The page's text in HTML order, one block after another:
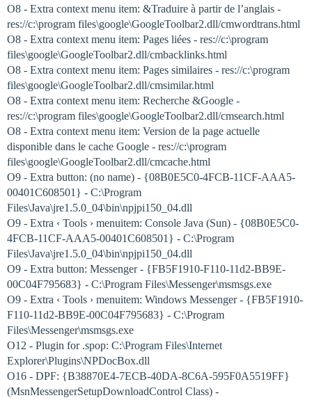
O8 - Extra context menu item: &Traduire à partir de l’anglais -
res://c:\program files\google\GoogleToolbar2.dll/cmwordtrans.html
O8 - Extra context menu item: Pages liées - res://c:\program
files\google\GoogleToolbar2.dll/cmbacklinks.html
O8 - Extra context menu item: Pages similaires - res://c:\program
files\google\GoogleToolbar2.dll/cmsimilar.html
O8 - Extra context menu item: Recherche &Google -
res://c:\program files\google\GoogleToolbar2.dll/cmsearch.html
O8 - Extra context menu item: Version de la page actuelle
disponible dans le cache Google - res://c:\program
files\google\GoogleToolbar2.dll/cmcache.html
O9 - Extra button: (no name) - {08B0E5C0-4FCB-11CF-AAA5-
00401C608501} - C:\Program
Files\Java\jre1.5.0_04\bin\npjpi150_04.dll
O9 - Extra ‹ Tools › menuitem: Console Java (Sun) - {08B0E5C0-
4FCB-11CF-AAA5-00401C608501} - C:\Program
Files\Java\jre1.5.0_04\bin\npjpi150_04.dll
O9 - Extra button: Messenger - {FB5F1910-F110-11d2-BB9E-
00C04F795683} - C:\Program Files\Messenger\msmsgs.exe
O9 - Extra ‹ Tools › menuitem: Windows Messenger - {FB5F1910-
F110-11d2-BB9E-00C04F795683} - C:\Program
Files\Messenger\msmsgs.exe
O12 - Plugin for .spop: C:\Program Files\Internet
Explorer\Plugins\NPDocBox.dll
O16 - DPF: {B38870E4-7ECB-40DA-8C6A-595F0A5519FF}
(MsnMessengerSetupDownloadControl Class) -